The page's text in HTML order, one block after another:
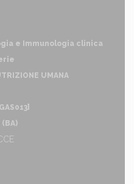
e Immunologia clinica
UMANA